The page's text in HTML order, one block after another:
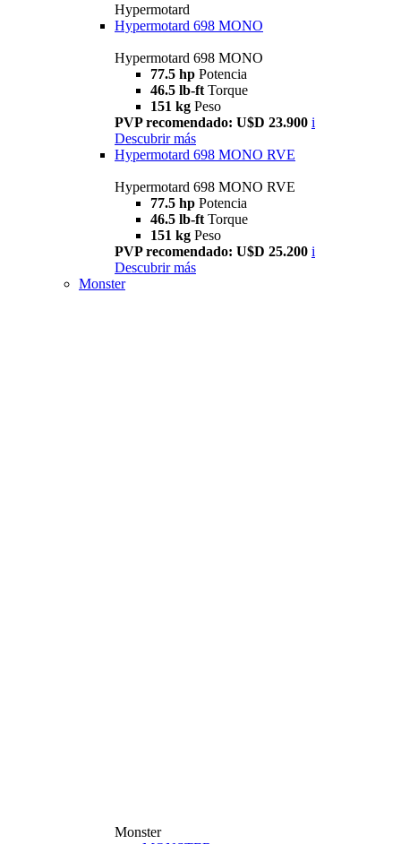
Hypermotard
Hypermotard 698 MONO
Hypermotard 698 MONO
77.5 hp Potencia
46.5 lb-ft Torque
151 kg Peso
PVP recomendado: U$D 23.900 i
Descubrir más
Hypermotard 698 MONO RVE
Hypermotard 698 MONO RVE
77.5 hp Potencia
46.5 lb-ft Torque
151 kg Peso
PVP recomendado: U$D 25.200 i
Descubrir más
Monster
Monster